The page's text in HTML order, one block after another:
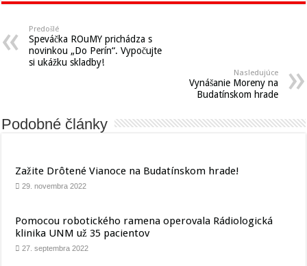
Predošlé
Speváčka ROuMY prichádza s
novinkou „Do Perín“. Vypočujte
si ukážku skladby!
Nasledujúce
Vynášanie Moreny na
Budatínskom hrade
Podobné články
Zažite Drôtené Vianoce na Budatínskom hrade!
29. novembra 2022
Pomocou robotického ramena operovala Rádiologická
klinika UNM už 35 pacientov
27. septembra 2022